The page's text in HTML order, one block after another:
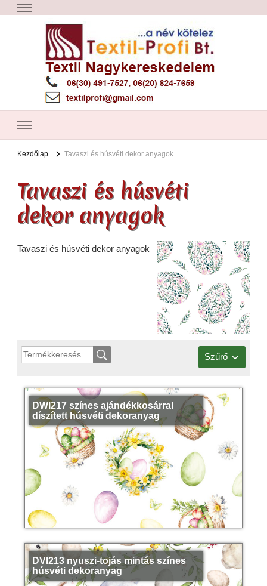
Textil Győr
Textil nagykereskedelem – Győr
Kezdőlap Tavaszi és húsvéti dekor anyagok
Tavaszi és húsvéti
dekor anyagok
Tavaszi és húsvéti dekor anyagok
Szűrő
DWI217 színes ajándékkosárral
díszített húsvéti dekoranyag
DVI213 nyuszi-tojás mintás színes
húsvéti dekoranyag